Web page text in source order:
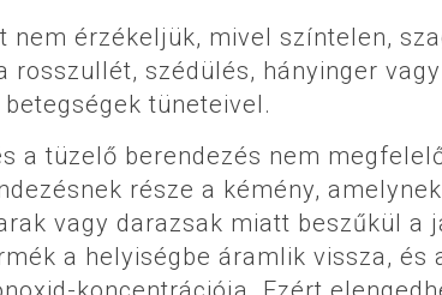
nem érzékeljük, mivel színtelen,
rosszullét, szédülés, hányinger
tüneteivel.
a tüzelő berendezés nem
része a kémény,
vagy darazsak miatt beszűkül a
a helyiségbe áramlik vissza, és